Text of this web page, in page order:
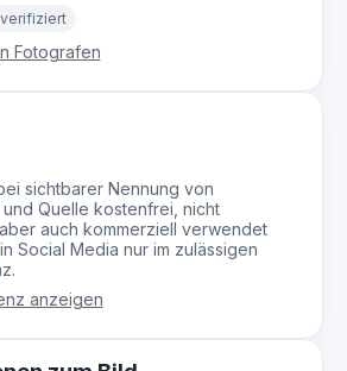
verifiziert
Fotografen
sichtbarer Nennung von
Quelle kostenfrei, nicht
auch kommerziell verwendet
Social Media nur im zulässigen
anzeigen